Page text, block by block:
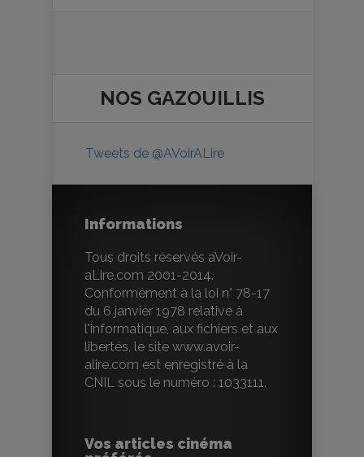
NOS GAZOUILLIS
Tweets de @AVoirALire
Informations
Tous droits réservés aVoir-
aLire.com 2001-2014.
Conformément à la loi n° 78-17
du 6 janvier 1978 relative à
l'informatique, aux fichiers et aux
libertés, le site www.avoir-
alire.com est enregistré à la
CNIL sous le numéro : 1033111.
Vos articles cinéma